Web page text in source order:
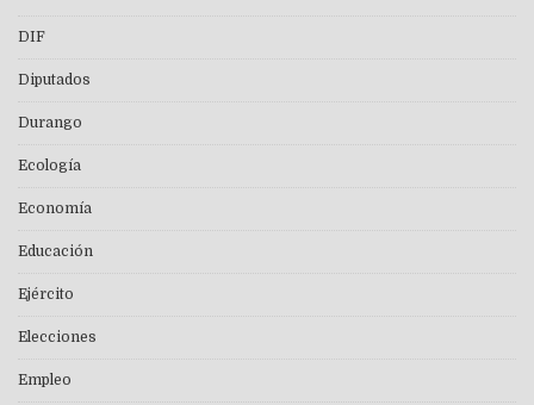
DIF
Diputados
Durango
Ecología
Economía
Educación
Ejército
Elecciones
Empleo